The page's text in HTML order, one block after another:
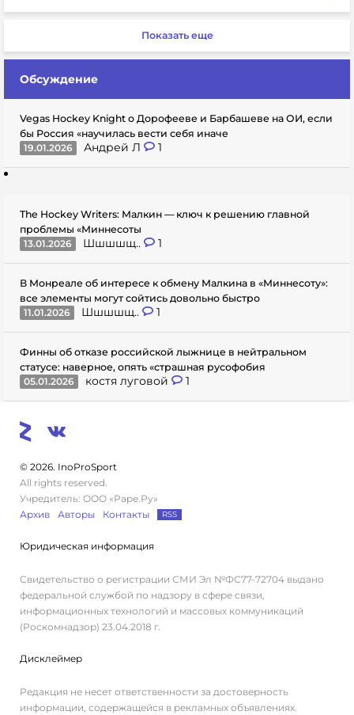
Показать еще
Обсуждение
Vegas Hockey Knight о Дорофееве и Барбашеве на ОИ, если
бы Россия «научилась вести себя иначе
19.01.2026
Андрей Л 1
The Hockey Writers: Малкин — ключ к решению главной
проблемы «Миннесоты
13.01.2026
Шшшшщ.. 1
В Монреале об интересе к обмену Малкина в «Миннесоту»:
все элементы могут сойтись довольно быстро
11.01.2026
Шшшшщ.. 1
Финны об отказе российской лыжнице в нейтральном
статусе: наверное, опять «страшная русофобия
05.01.2026
костя луговой 1
© 2026. InoProSport
All rights reserved.
Учредитель: ООО «Раре.Ру»
Архив
Авторы Контакты RSS
Юридическая информация
Свидетельство о регистрации СМИ Эл №ФС77-72704 выдано
федеральной службой по надзору в сфере связи,
информационных технологий и массовых коммуникаций
(Роскомнадзор) 23.04.2018 г.
Дисклеймер
Редакция не несет ответственности за достоверность
информации, содержащейся в рекламных объявлениях.